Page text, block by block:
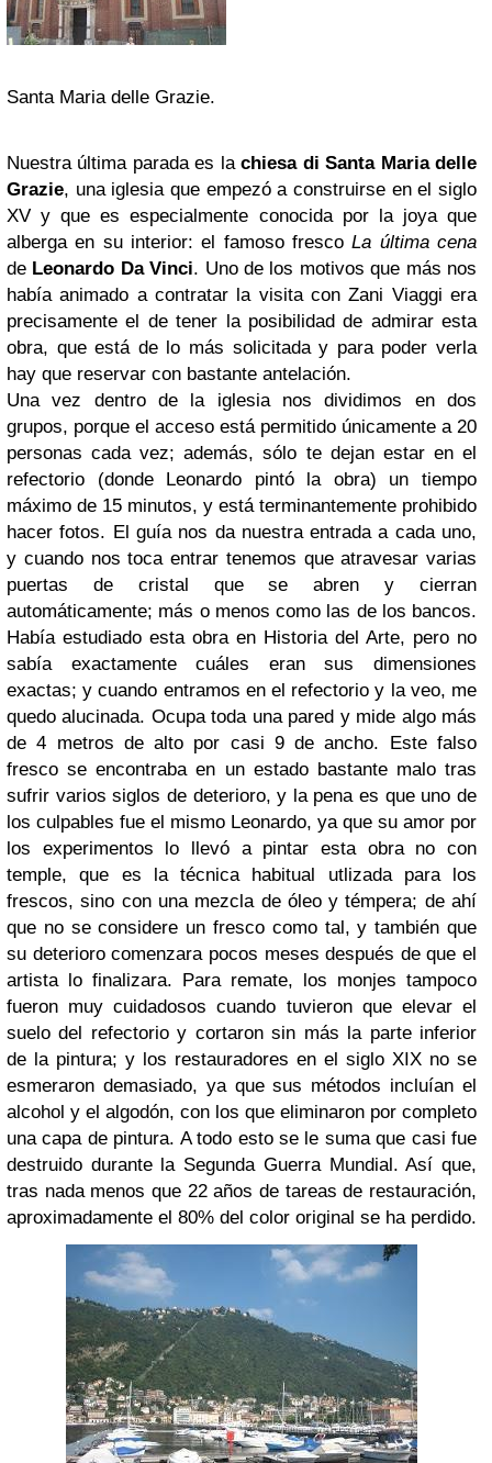
Santa Maria delle Grazie.
Nuestra última parada es lachiesa di Santa Maria delle
Grazie, una iglesia que empezó a construirse en el siglo
XV y que es especialmente conocida por la joya que
alberga en su interior: el famoso frescoLa última cena
de Leonardo Da Vinci. Uno de los motivos que más nos
había animado a contratar la visita con Zani Viaggi era
precisamente el de tener la posibilidad de admirar esta
obra, que está de lo más solicitada y para poder verla
hay que reservar con bastante antelación.
Una vez dentro de la iglesia nos dividimos en dos
grupos, porque el acceso está permitido únicamente a 20
personas cada vez; además, sólo te dejan estar en el
refectorio (donde Leonardo pintó la obra) un tiempo
máximo de 15 minutos, y está terminantemente prohibido
hacer fotos. El guía nos da nuestra entrada a cada uno,
y cuando nos toca entrar tenemos que atravesar varias
puertas de cristal que se abren y cierran
automáticamente; más o menos como las de los bancos.
Había estudiado esta obra en Historia del Arte, pero no
sabía exactamente cuáles eran sus dimensiones
exactas; y cuando entramos en el refectorio y la veo, me
quedo alucinada. Ocupa toda una pared y mide algo más
de 4 metros de alto por casi 9 de ancho. Este falso
fresco se encontraba en un estado bastante malo tras
sufrir varios siglos de deterioro, y la pena es que uno de
los culpables fue el mismo Leonardo, ya que su amor por
los experimentos lo llevó a pintar esta obra no con
temple, que es la técnica habitual utlizada para los
frescos, sino con una mezcla de óleo y témpera; de ahí
que no se considere un fresco como tal, y también que
su deterioro comenzara pocos meses después de que el
artista lo finalizara. Para remate, los monjes tampoco
fueron muy cuidadosos cuando tuvieron que elevar el
suelo del refectorio y cortaron sin más la parte inferior
de la pintura; y los restauradores en el siglo XIX no se
esmeraron demasiado, ya que sus métodos incluían el
alcohol y el algodón, con los que eliminaron por completo
una capa de pintura. A todo esto se le suma que casi fue
destruido durante la Segunda Guerra Mundial. Así que,
tras nada menos que 22 años de tareas de restauración,
aproximadamente el 80% del color original se ha perdido.